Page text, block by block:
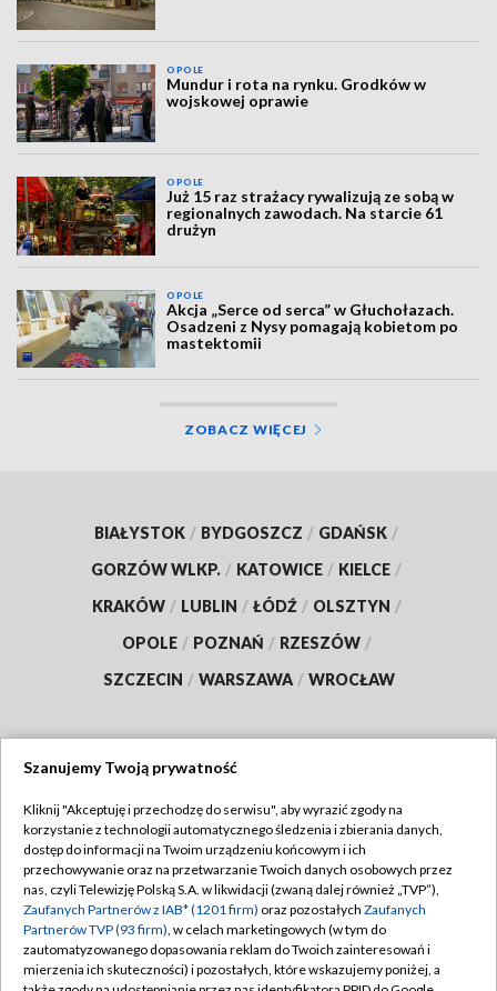
OPOLE
Mundur i rota na rynku. Grodków w
wojskowej oprawie
OPOLE
Już 15 raz strażacy rywalizują ze sobą w
regionalnych zawodach. Na starcie 61
drużyn
OPOLE
Akcja „Serce od serca” w Głuchołazach.
Osadzeni z Nysy pomagają kobietom po
mastektomii
ZOBACZ WIĘCEJ
BIAŁYSTOK / BYDGOSZCZ / GDAŃSK /
GORZÓW WLKP. / KATOWICE / KIELCE /
KRAKÓW / LUBLIN / ŁÓDŹ / OLSZTYN /
OPOLE / POZNAŃ / RZESZÓW /
SZCZECIN / WARSZAWA / WROCŁAW
TVP
Abonament TVP
Emisja w TVP
Centrum informacji TVP
Naziemna Telewizja Cyfrowa
Regulamin TVP
Polityka prywatności
Moje zgody
Pomoc
Szanujemy Twoją prywatność
Kliknij "Akceptuję i przechodzę do serwisu", aby wyrazić zgody na
korzystanie z technologii automatycznego śledzenia i zbierania danych,
dostęp do informacji na Twoim urządzeniu końcowym i ich
przechowywanie oraz na przetwarzanie Twoich danych osobowych przez
nas, czyli Telewizję Polską S.A. w likwidacji (zwaną dalej również „TVP”),
Zaufanych Partnerów z IAB* (1201 firm) oraz pozostałych Zaufanych
Partnerów TVP (93 firm), w celach marketingowych (w tym do
zautomatyzowanego dopasowania reklam do Twoich zainteresowań i
mierzenia ich skuteczności) i pozostałych, które wskazujemy poniżej, a